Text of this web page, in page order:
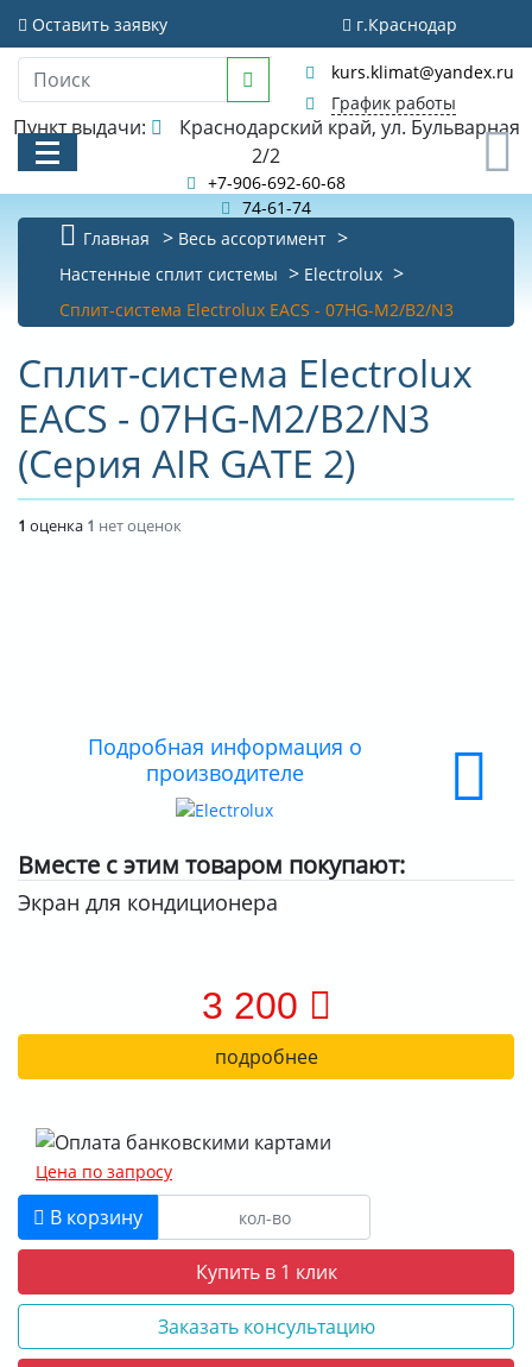
Оставить заявку г.Краснодар
kurs.klimat@yandex.ru
График работы
Пункт выдачи:
2/2
+7-906-692-60-68
74-61-74
КАТАЛОГ
АКЦИИ И РАСПРОДАЖИ
БИБЛИОТЕКА
НОВОСТИ
КОНТАКТЫ
О КОМПАНИИ
Главная
Весь ассортимент
Настенные сплит системы
Electrolux
Сплит-система Electrolux EACS - 07HG-M2/B2/N3
Сплит-система Electrolux
EACS - 07HG-M2/B2/N3
(Серия AIR GATE 2)
1 оценка 1 нет оценок
Подробная информация о
производителе
Вместе с этим товаром покупают:
Экран для кондиционера
3 200
подробнее
Цена по запросу
В корзину
Купить в 1 клик
Заказать консультацию